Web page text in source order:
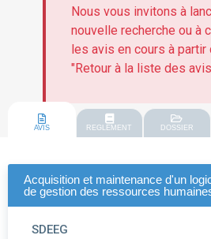
Nous vous invitons à
nouvelle recherche ou à
les avis en cours à partir
"Retour à la liste des
AVIS REGLEMENT DOSSIER
Acquisition et maintenance d'un
de gestion des ressources
SDEEG